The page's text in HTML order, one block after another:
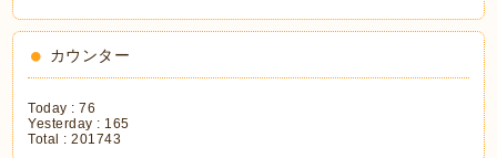
カウンター
Today :76
Yesterday : 165
Total :201743